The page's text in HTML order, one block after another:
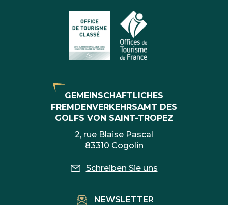
GEMEINSCHAFTLICHES
FREMDENVERKEHRSAMT DES
GOLFS VON SAINT-TROPEZ
2, rue Blaise Pascal
83310 Cogolin
Schreiben Sie uns
NEWSLETTER